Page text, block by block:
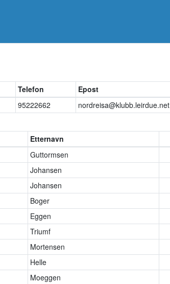
Telefon Epost
95222662
nordreisa@klubb.leirdue.net
Etternavn
Guttormsen
Johansen
Johansen
Boger
Eggen
Triumf
Mortensen
Helle
Moeggen